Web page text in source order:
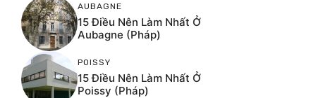
AUBAGNE
15 Điều Nên Làm Nhất Ở
Aubagne (Pháp)
POISSY
15 Điều Nên Làm Nhất Ở
Poissy (Pháp)